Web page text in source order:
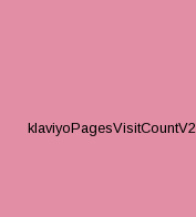
klaviyoPagesVisitCountV2